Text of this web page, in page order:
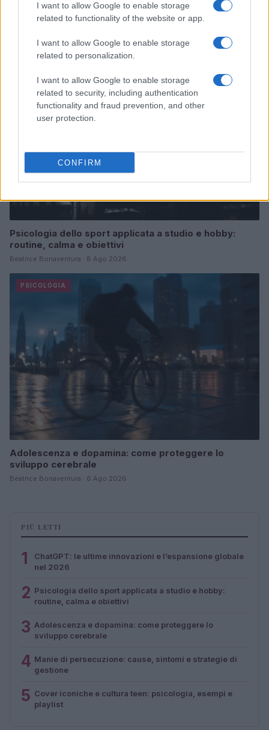
I want to allow Google to enable storage
related to functionality of the website or app.
I want to allow Google to enable storage
related to personalization.
I want to allow Google to enable storage
related to security, including authentication
functionality and fraud prevention, and other
user protection.
CONFIRM
ChatGPT: le ultime innovazioni e l’espansione globale
nel 2026
Beatrice Bonaventura · 8 Ago 2026
Psicologia dello sport applicata a studio e hobby:
routine, calma e obiettivi
Beatrice Bonaventura · 8 Ago 2026
PSICOLOGIA
Adolescenza e dopamina: come proteggere lo
sviluppo cerebrale
Beatrice Bonaventura · 6 Ago 2026
PIÙ LETTI
1
ChatGPT: le ultime innovazioni e l’espansione globale
nel 2026
2 Psicologia dello sport applicata a studio e hobby:
routine, calma e obiettivi
3 Adolescenza e dopamina: come proteggere lo
sviluppo cerebrale
4 Manie di persecuzione: cause, sintomi e strategie di
gestione
5 Cover iconiche e cultura teen: psicologia, esempi e
playlist